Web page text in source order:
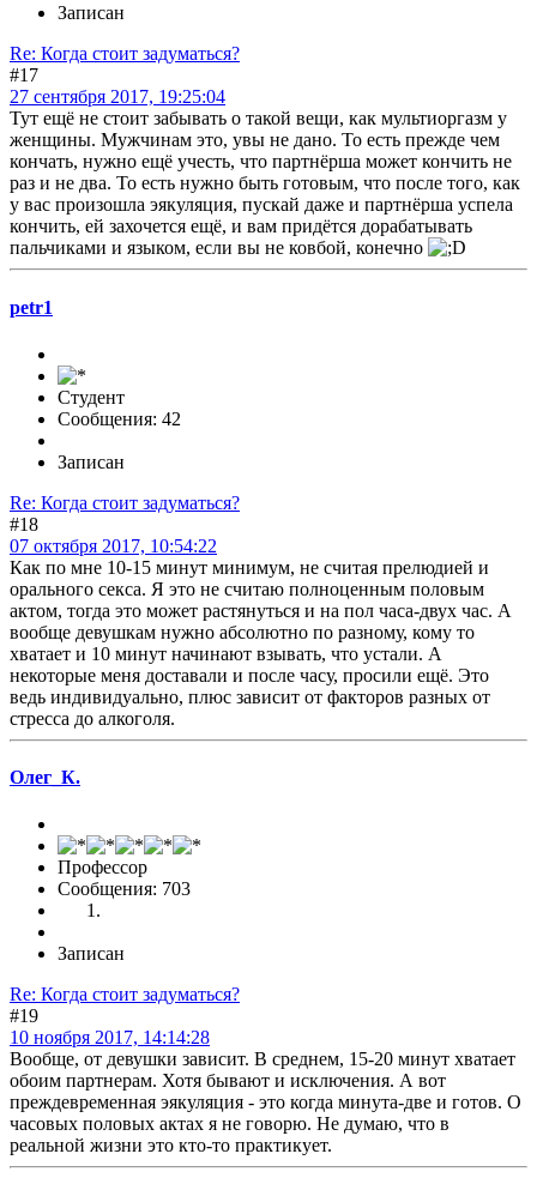
Записан
Re: Когда стоит задуматься?
#17
27 сентября 2017, 19:25:04
Тут ещё не стоит забывать о такой вещи, как мультиоргазм у
женщины. Мужчинам это, увы не дано. То есть прежде чем
кончать, нужно ещё учесть, что партнёрша может кончить не
раз и не два. То есть нужно быть готовым, что после того, как
у вас произошла эякуляция, пускай даже и партнёрша успела
кончить, ей захочется ещё, и вам придётся дорабатывать
пальчиками и языком, если вы не ковбой, конечно
petr1
Студент
Сообщения: 42
Записан
Re: Когда стоит задуматься?
#18
07 октября 2017, 10:54:22
Как по мне 10-15 минут минимум, не считая прелюдией и
орального секса. Я это не считаю полноценным половым
актом, тогда это может растянуться и на пол часа-двух час. А
вообще девушкам нужно абсолютно по разному, кому то
хватает и 10 минут начинают взывать, что устали. А
некоторые меня доставали и после часу, просили ещё. Это
ведь индивидуально, плюс зависит от факторов разных от
стресса до алкоголя.
Олег_К.
Профессор
Сообщения: 703
Записан
Re: Когда стоит задуматься?
#19
10 ноября 2017, 14:14:28
Вообще, от девушки зависит. В среднем, 15-20 минут хватает
обоим партнерам. Хотя бывают и исключения. А вот
преждевременная эякуляция - это когда минута-две и готов. О
часовых половых актах я не говорю. Не думаю, что в
реальной жизни это кто-то практикует.